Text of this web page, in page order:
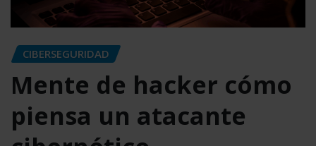
CIBERSEGURIDAD
Mente de hacker cómo
piensa un atacante